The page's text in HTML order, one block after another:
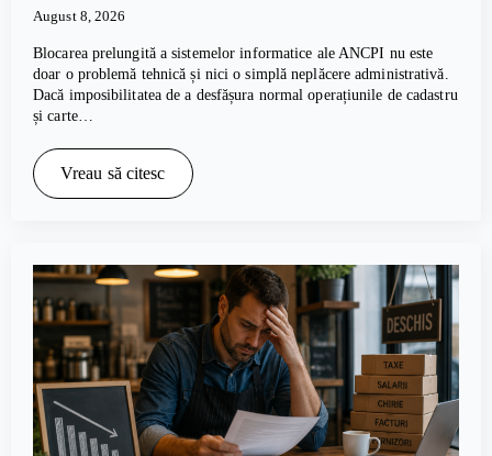
August 8, 2026
Blocarea prelungită a sistemelor informatice ale ANCPI nu este
doar o problemă tehnică și nici o simplă neplăcere administrativă.
Dacă imposibilitatea de a desfășura normal operațiunile de cadastru
și carte…
Vreau să citesc